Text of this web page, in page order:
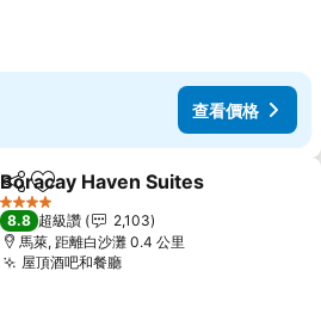
查看價格
分享 加入我的最愛
Boracay Haven Suites
4 星級
8.8 超級讚
2,103
馬萊, 距離白沙灘 0.4 公里
屋頂酒吧和餐廳查看價格